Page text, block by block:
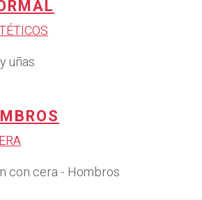
uñas
con cera - Hombros